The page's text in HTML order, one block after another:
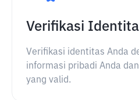
Verifikasi
Verifikasi identitas Anda
informasi pribadi Anda
yang valid.